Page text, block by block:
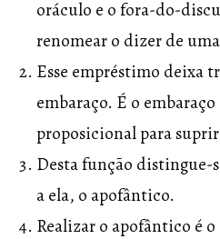
oráculo e o fora-do-
renomear o dizer de
Esse empréstimo deixa
embaraço. É o
proposicional para
Desta função distingue-
a ela, o apofântico.
Realizar o apofântico é